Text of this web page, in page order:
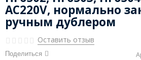
AC220V, нормально
ручным дублером
Оставить отзыв
Поделиться